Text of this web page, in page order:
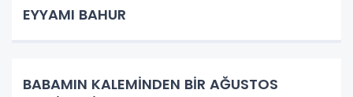
EYYAMI BAHUR
BABAMIN KALEMİNDEN BİR AĞUSTOS